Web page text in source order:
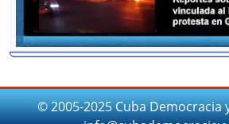
© 2005-2025 Cuba Democracia